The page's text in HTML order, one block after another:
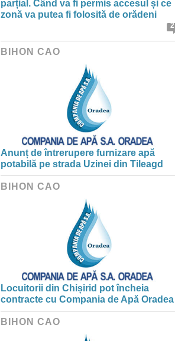
parțial. Când va fi permis accesul și ce
zonă va putea fi folosită de orădeni
2
BIHON CAO
Anunț de întrerupere furnizare apă
potabilă pe strada Uzinei din Tileagd
BIHON CAO
Locuitorii din Chișirid pot încheia
contracte cu Compania de Apă Oradea
BIHON CAO